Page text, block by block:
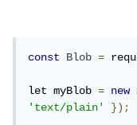
const Blob =
let myBlob = new
'text/plain'
});